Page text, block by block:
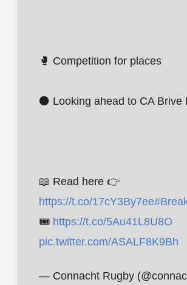
🥊 Competition for places
⚫ Looking ahead to CA Brive
📖 Read here 👉
https://t.co/17cY3By7ee
🎟️ https://t.co/5Au41L8U8O
pic.twitter.com/ASALF8K9Bh
— Connacht Rugby